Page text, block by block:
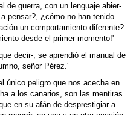
de guerra, con un lenguaje abier­
pensar?, ¿cómo no han tenido
un comportamiento diferente?
desde el primer momento!'
decir-, se aprendió el manual de
señor Pérez.'
único peligro que nos acecha en
a los canarios, son las mentiras
en su afán de desprestigiar a